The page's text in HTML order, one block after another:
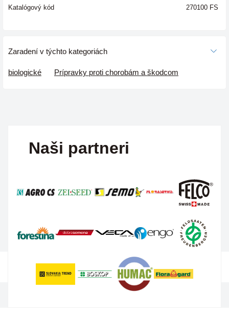
Katalógový kód 270100 FS
Zaradení v týchto kategoriách
biologické Prípravky proti chorobám a škodcom
Naši partneri